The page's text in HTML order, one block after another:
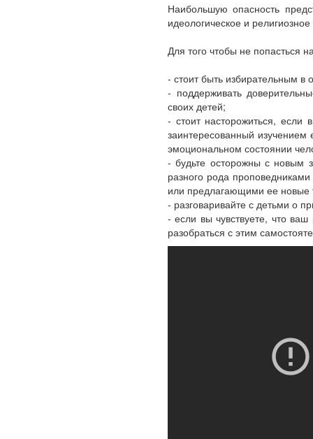
Наибольшую опасность
идеологическое и
Для того чтобы не попасться
- стоит быть избирательным
- поддерживать
своих детей;
- стоит насторожиться, если
заинтересованный
эмоциональном состоянии
- будьте осторожны с новым
разного рода
или предлагающими ее новые
- разговаривайте с детьми о
- если вы чувствуете, что
разобраться с этим